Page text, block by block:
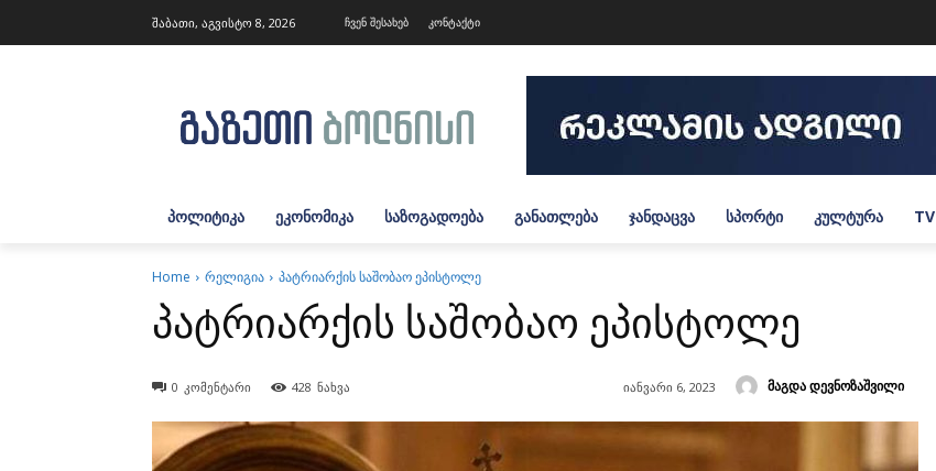
შაბათი, აგვისტო 8, 2026 ჩვენ შესახებ კონტაქტი
ᲞᲝᲚᲘᲢᲘᲙᲐ ᲔᲙᲝᲜᲝᲛᲘᲙᲐ ᲡᲐᲖᲝᲒᲐᲓᲝᲔᲑᲐ ᲒᲐᲜᲐᲗᲚᲔᲑᲐ ᲯᲐᲜᲓᲐᲪᲕᲐ ᲡᲞᲝᲠᲢᲘ ᲙᲣᲚᲢᲣᲠᲐ TV
Home რელიგია პატრიარქის საშობაო ეპისტოლე
პატრიარქის საშობაო ეპისტოლე
მაგდა დევნოზაშვილი
იანვარი 6, 2023
0 კომენტარი 428 ნახვა